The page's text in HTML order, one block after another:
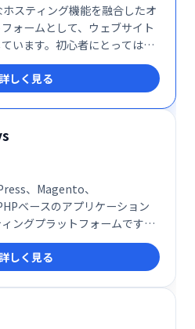
スティング機能を融合したオ
ォームとして、ウェブサイト
います。初心者にとっては簡
、プロフェッショナルにとっ
が評価されています。これか
方や、運営をより効率化した
言えるでしょう。
しく見る
、Magento、
ベースのアプリケーション
ングプラットフォームです。
境と24時間365日のサポートを
イトのパフォーマンスを最大
タムビルドサイトにも対応。
安心してご利用いただけま
しく見る